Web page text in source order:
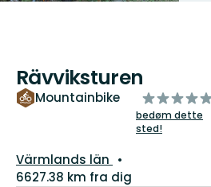
Rävviksturen
Mountainbike
ud
af
5
bedøm dette
sted!
Amt:
Värmlands län
6627.38 km fra dig